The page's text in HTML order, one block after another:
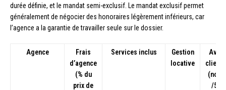
durée définie, et le mandat semi-exclusif. Le mandat exclusif permet
généralement de négocier des honoraires légèrement inférieurs, car
l’agence a la garantie de travailler seule sur le dossier.
Agence
Frais
d’agence
(% du
prix de
Services inclus
Gestion
locative
Avis
clients
(note
/5)